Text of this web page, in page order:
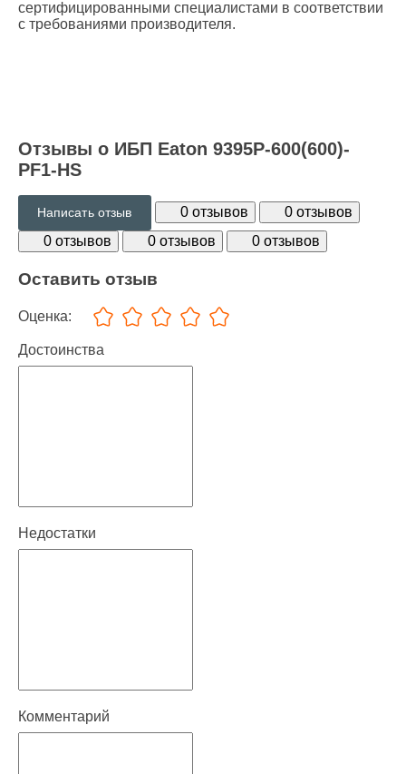
сертифицированными специалистами в соответствии
с требованиями производителя.
Отзывы о ИБП Eaton 9395P-600(600)-
PF1-HS
Написать отзыв 0 отзывов
0 отзывов
0 отзывов
0 отзывов 0 отзывов
Оставить отзыв
Оценка:
Достоинства
Недостатки
Комментарий